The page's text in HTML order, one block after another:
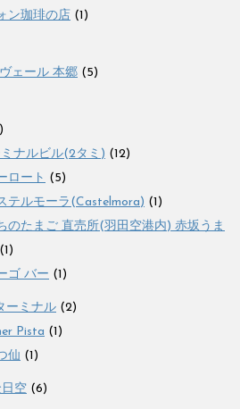
ン珈琲の店 (1)
ェール 本郷 (5)
ナルビル(2タミ) (12)
ロート (5)
テルモーラ(Castelmora) (1)
のたまご 直売所(羽田空港内) 赤坂うま
(1)
ゴ バー (1)
ーミナル (2)
Pista (1)
仙 (1)
空 (6)